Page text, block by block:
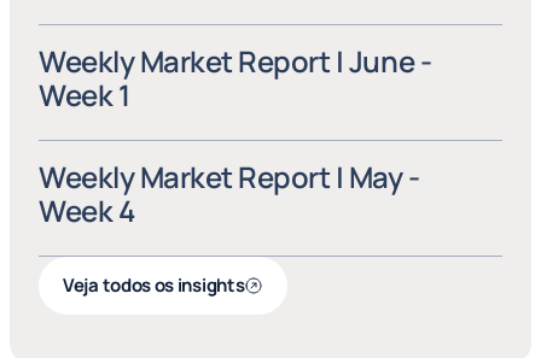
Weekly Market Report | June -
Week 1
Weekly Market Report | May -
Week 4
Veja todos os insights